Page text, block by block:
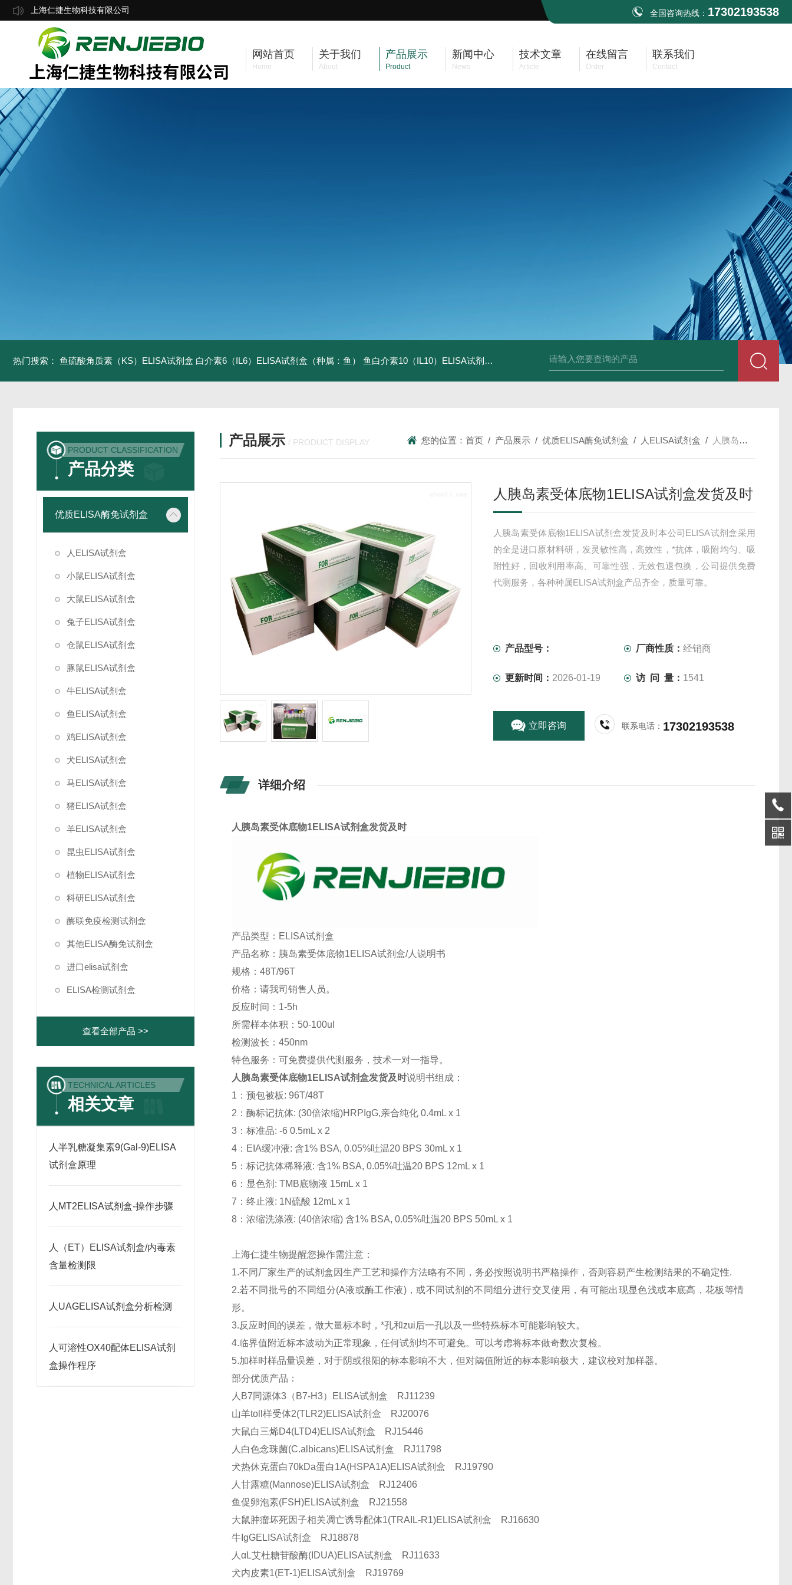
上海仁捷生物科技有限公司 全国咨询热线： 17302193538
网站首页
Home
关于我们
About
产品展示
Product
新闻中心
News
技术文章
Article
在线留言
Order
联系我们
Contact
热门搜索： 鱼硫酸角质素（KS）ELISA试剂盒 白介素6（IL6）ELISA试剂盒（种属：鱼） 鱼白介素10（IL10）ELISA试剂盒发货及时 斑马鱼白介素12BELISA试剂盒发货及时 兔载脂蛋白B（apo-B）
PRODUCT CLASSIFICATION
产品分类
优质ELISA酶免试剂盒
人ELISA试剂盒
小鼠ELISA试剂盒
大鼠ELISA试剂盒
兔子ELISA试剂盒
仓鼠ELISA试剂盒
豚鼠ELISA试剂盒
牛ELISA试剂盒
鱼ELISA试剂盒
鸡ELISA试剂盒
犬ELISA试剂盒
马ELISA试剂盒
猪ELISA试剂盒
羊ELISA试剂盒
昆虫ELISA试剂盒
植物ELISA试剂盒
科研ELISA试剂盒
酶联免疫检测试剂盒
其他ELISA酶免试剂盒
进口elisa试剂盒
ELISA检测试剂盒
查看全部产品 >>
TECHNICAL ARTICLES
相关文章
人半乳糖凝集素9(Gal-9)ELISA
试剂盒原理
人MT2ELISA试剂盒-操作步骤
人（ET）ELISA试剂盒/内毒素
含量检测限
人UAGELISA试剂盒分析检测
人可溶性OX40配体ELISA试剂
盒操作程序
产品展示 / PRODUCT DISPLAY 您的位置：首页 / 产品展示 /优质ELISA酶免试剂盒 / 人ELISA试剂盒 / 人胰岛素受体底物1ELISA试剂盒发货及时
人胰岛素受体底物1ELISA试剂盒发货及时
人胰岛素受体底物1ELISA试剂盒发货及时本公司ELISA试剂盒采用
的全是进口原材料研，发灵敏性高，高效性，*抗体，吸附均匀、吸
附性好，回收利用率高、可靠性强，无效包退包换，公司提供免费
代测服务，各种种属ELISA试剂盒产品齐全，质量可靠。
产品型号： 厂商性质：经销商
更新时间： 2026-01-19 访 问 量： 1541
立即咨询 联系电话： 17302193538
详细介绍
人胰岛素受体底物1ELISA试剂盒发货及时
产品类型：ELISA试剂盒
产品名称：胰岛素受体底物1ELISA试剂盒/人说明书
规格：48T/96T
价格：请我司销售人员。
反应时间：1-5h
所需样本体积：50-100ul
检测波长：450nm
特色服务：可免费提供代测服务，技术一对一指导。
人胰岛素受体底物1ELISA试剂盒发货及时说明书组成：
1：预包被板: 96T/48T
2：酶标记抗体: (30倍浓缩)HRPIgG,亲合纯化 0.4mL x 1
3：标准品: -6 0.5mL x 2
4：EIA缓冲液: 含1% BSA, 0.05%吐温20 BPS 30mL x 1
5：标记抗体稀释液: 含1% BSA, 0.05%吐温20 BPS 12mL x 1
6：显色剂: TMB底物液 15mL x 1
7：终止液: 1N硫酸 12mL x 1
8：浓缩洗涤液: (40倍浓缩) 含1% BSA, 0.05%吐温20 BPS 50mL x 1
上海仁捷生物提醒您操作需注意：
1.不同厂家生产的试剂盒因生产工艺和操作方法略有不同，务必按照说明书严格操作，否则容易产生检测结果的不确定性.
2.若不同批号的不同组分(A液或酶工作液)，或不同试剂的不同组分进行交叉使用，有可能出现显色浅或本底高，花板等情
形。
3.反应时间的误差，做大量标本时，*孔和zui后一孔以及一些特殊标本可能影响较大。
4.临界值附近标本波动为正常现象，任何试剂均不可避免。可以考虑将标本做奇数次复检。
5.加样时样品量误差，对于阴或很阳的标本影响不大，但对阈值附近的标本影响极大，建议校对加样器。
部分优质产品：
人B7同源体3（B7-H3）ELISA试剂盒 RJ11239
山羊toll样受体2(TLR2)ELISA试剂盒 RJ20076
大鼠白三烯D4(LTD4)ELISA试剂盒 RJ15446
人白色念珠菌(C.albicans)ELISA试剂盒 RJ11798
犬热休克蛋白70kDa蛋白1A(HSPA1A)ELISA试剂盒 RJ19790
人甘露糖(Mannose)ELISA试剂盒 RJ12406
鱼促卵泡素(FSH)ELISA试剂盒 RJ21558
大鼠肿瘤坏死因子相关凋亡诱导配体1(TRAIL-R1)ELISA试剂盒 RJ16630
牛IgGELISA试剂盒 RJ18878
人αL艾杜糖苷酸酶(IDUA)ELISA试剂盒 RJ11633
犬内皮素1(ET-1)ELISA试剂盒 RJ19769